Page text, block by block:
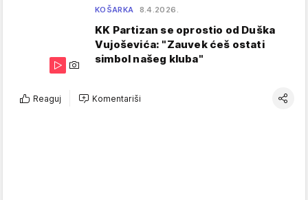
KOŠARKA 8.4.2026.
KK Partizan se oprostio od Duška
Vujoševića: "Zauvek ćeš ostati
simbol našeg kluba"
Reaguj Komentariši